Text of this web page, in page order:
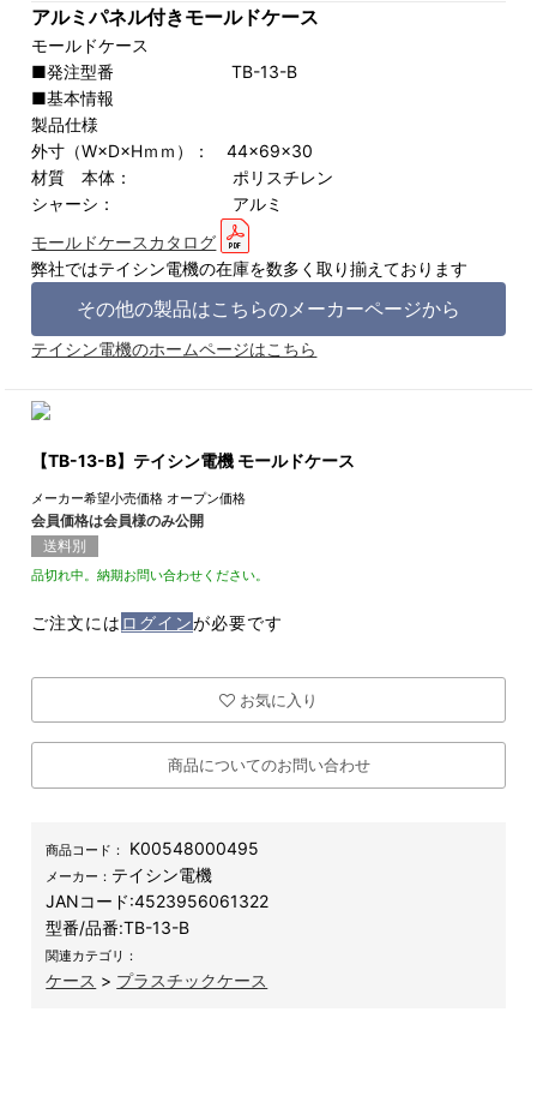
アルミパネル付きモールドケース
モールドケース
■発注型番 TB-13-B
■基本情報
製品仕様
外寸（W×D×Hｍｍ）： 44×69×30
材質 本体： ポリスチレン
シャーシ： アルミ
モールドケースカタログ
弊社ではテイシン電機の在庫を数多く取り揃えております
その他の製品はこちらのメーカーページから
テイシン電機のホームページはこちら
【TB-13-B】テイシン電機 モールドケース
メーカー希望小売価格 オープン価格
会員価格は会員様のみ公開
送料別
品切れ中。納期お問い合わせください。
ご注文には ログインが必要です
お気に入り
商品についてのお問い合わせ
商品コード： K00548000495
メーカー： テイシン電機
JANコード:4523956061322
型番/品番:TB-13-B
関連カテゴリ：
ケース > プラスチックケース